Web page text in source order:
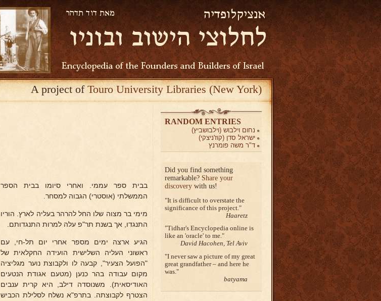
A project ofTouro University Libraries (New York)
בבית ספר עממי. ואחרי סיומו בבית הספר
הממשלתי (אוסטרי) הגבוה למסחר.
מימי בר מצוה שלו החל להרהר בעליה לארץ. הוריו
התנגדו, אך בשנת תר"פ עלה למרות התנגדותם.
הגיע ארצה ימים מספר אחרי יום תל-חי, עם
ראשוני העליה השלישית הועידה החקלאית של
"הפועל הצעיר", קבעה לו ולקבוצת נוער מגליציה
מקום עבודה בהר כנען (מטעם אגודת הנטעים
האודיסאית). משנוסדה דילב, היא קרית ענבים
הצטרף לקבוצתה. בתרפ"א נשלח לסלילת הכביש
RANDOM ENTRIES
נחום וילבוש (וילבושביץ)
ישראל סדן (קוז'ניצקי)
ד"ר משה פומרנץ
Did you find something
remarkable? Share your
discovery with us!
It is difficult to overstate the
significance of this project.
Haaretz
Tidhar's Encyclopedia online is
like an 'oracle' to me.
David Hacohen, Tel Aviv
I never saw a picture of my great
great grandfather – and here he
was.
batyama